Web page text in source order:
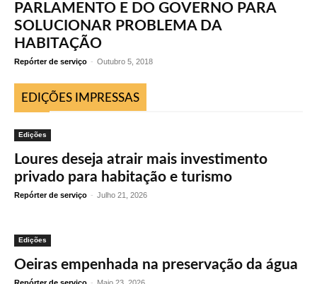
PARLAMENTO E DO GOVERNO PARA
SOLUCIONAR PROBLEMA DA
HABITAÇÃO
Repórter de serviço - Outubro 5, 2018
EDIÇÕES IMPRESSAS
Edições
Loures deseja atrair mais investimento
privado para habitação e turismo
Repórter de serviço - Julho 21, 2026
Edições
Oeiras empenhada na preservação da água